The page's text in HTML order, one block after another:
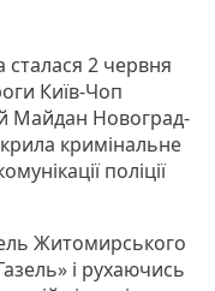
2 червня
Київ-Чоп
Майдан Новоград-
кримінальне
поліції
Житомирського
і рухаючись